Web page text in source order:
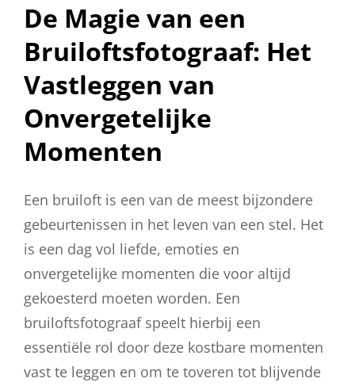
De Magie van een
Bruiloftsfotograaf: Het
Vastleggen van
Onvergetelijke
Momenten
Een bruiloft is een van de meest bijzondere
gebeurtenissen in het leven van een stel. Het
is een dag vol liefde, emoties en
onvergetelijke momenten die voor altijd
gekoesterd moeten worden. Een
bruiloftsfotograaf speelt hierbij een
essentiële rol door deze kostbare momenten
vast te leggen en om te toveren tot blijvende